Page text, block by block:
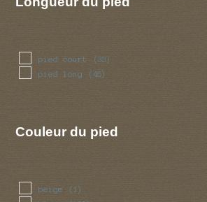
pied court (33)
pied long (46)
Couleur du pied
beige (1)